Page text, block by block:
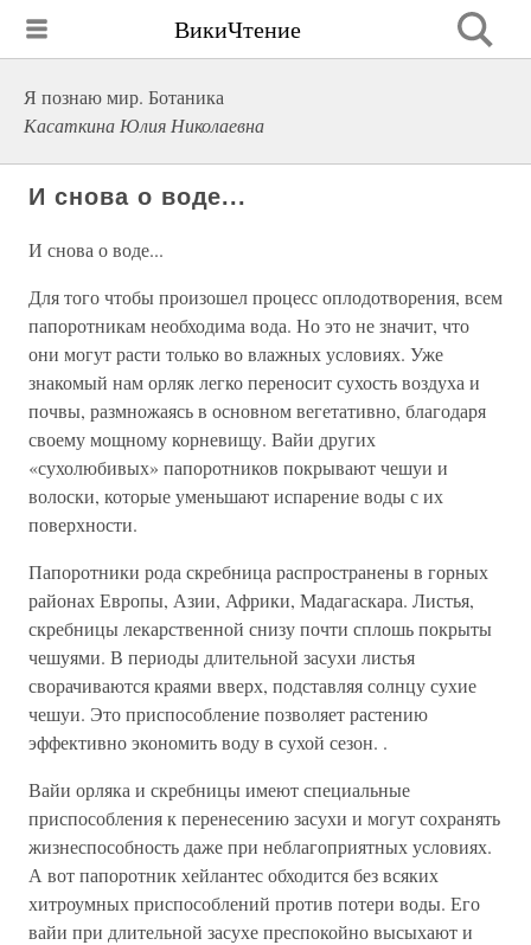
ВикиЧтение
Я познаю мир. Ботаника
Касаткина Юлия Николаевна
И снова о воде...
И снова о воде...
Для того чтобы произошел процесс оплодотворения, всем
папоротникам необходима вода. Но это не значит, что
они могут расти только во влажных условиях. Уже
знакомый нам орляк легко переносит сухость воздуха и
почвы, размножаясь в основном вегетативно, благодаря
своему мощному корневищу. Вайи других
«сухолюбивых» папоротников покрывают чешуи и
волоски, которые уменьшают испарение воды с их
поверхности.
Папоротники рода скребница распространены в горных
районах Европы, Азии, Африки, Мадагаскара. Листья,
скребницы лекарственной снизу почти сплошь покрыты
чешуями. В периоды длительной засухи листья
сворачиваются краями вверх, подставляя солнцу сухие
чешуи. Это приспособление позволяет растению
эффективно экономить воду в сухой сезон. .
Вайи орляка и скребницы имеют специальные
приспособления к перенесению засухи и могут сохранять
жизнеспособность даже при неблагоприятных условиях.
А вот папоротник хейлантес обходится без всяких
хитроумных приспособлений против потери воды. Его
вайи при длительной засухе преспокойно высыхают и